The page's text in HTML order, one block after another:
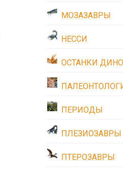
МОЗАЗАВРЫ
НЕССИ
ОСТАНКИ
ПЕРИОДЫ
ПЛЕЗИОЗАВРЫ
ПТЕРОЗАВРЫ